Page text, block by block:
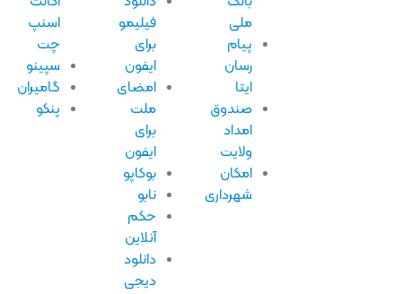
پیام
رسان
صندوق
امداد
ولایت
امکان
شهرداری
فیلیمو
ایفون
امضای
ایفون
بوکاپو
نابو
حکم
آنلاین
دانلود
دیجی
اسنپ
سپینو
گامیران
پنکو